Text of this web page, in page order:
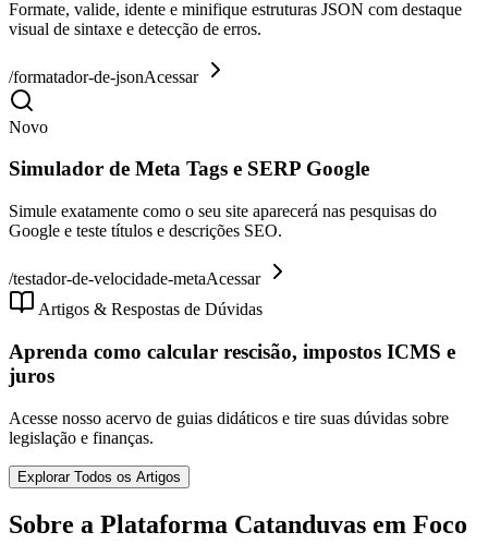
Formate, valide, idente e minifique estruturas JSON com destaque
visual de sintaxe e detecção de erros.
/formatador-de-jsonAcessar
Novo
Simulador de Meta Tags e SERP Google
Simule exatamente como o seu site aparecerá nas pesquisas do
Google e teste títulos e descrições SEO.
/testador-de-velocidade-metaAcessar
Artigos & Respostas de Dúvidas
Aprenda como calcular rescisão, impostos ICMS e
juros
Acesse nosso acervo de guias didáticos e tire suas dúvidas sobre
legislação e finanças.
Explorar Todos os Artigos
Sobre a Plataforma Catanduvas em Foco